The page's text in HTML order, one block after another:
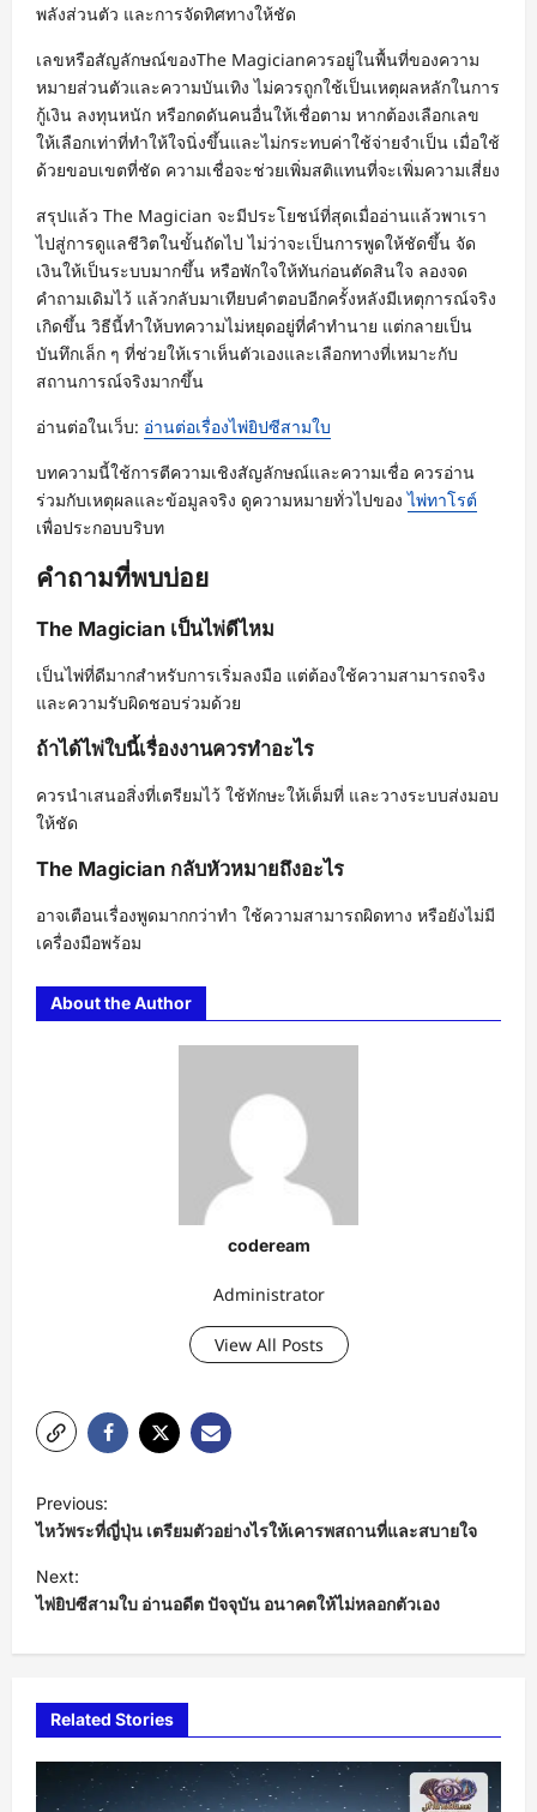
พลังส่วนตัว และการจัดทิศทางให้ชัด
เลขหรือสัญลักษณ์ของThe Magicianควรอยู่ในพื้นที่ของความ
หมายส่วนตัวและความบันเทิง ไม่ควรถูกใช้เป็นเหตุผลหลักในการ
กู้เงิน ลงทุนหนัก หรือกดดันคนอื่นให้เชื่อตาม หากต้องเลือกเลข
ให้เลือกเท่าที่ทำให้ใจนิ่งขึ้นและไม่กระทบค่าใช้จ่ายจำเป็น เมื่อใช้
ด้วยขอบเขตที่ชัด ความเชื่อจะช่วยเพิ่มสติแทนที่จะเพิ่มความเสี่ยง
สรุปแล้ว The Magician จะมีประโยชน์ที่สุดเมื่ออ่านแล้วพาเรา
ไปสู่การดูแลชีวิตในขั้นถัดไป ไม่ว่าจะเป็นการพูดให้ชัดขึ้น จัด
เงินให้เป็นระบบมากขึ้น หรือพักใจให้ทันก่อนตัดสินใจ ลองจด
คำถามเดิมไว้ แล้วกลับมาเทียบคำตอบอีกครั้งหลังมีเหตุการณ์จริง
เกิดขึ้น วิธีนี้ทำให้บทความไม่หยุดอยู่ที่คำทำนาย แต่กลายเป็น
บันทึกเล็ก ๆ ที่ช่วยให้เราเห็นตัวเองและเลือกทางที่เหมาะกับ
สถานการณ์จริงมากขึ้น
อ่านต่อในเว็บ: อ่านต่อเรื่องไพ่ยิปซีสามใบ
บทความนี้ใช้การตีความเชิงสัญลักษณ์และความเชื่อ ควรอ่าน
ร่วมกับเหตุผลและข้อมูลจริง ดูความหมายทั่วไปของไพ่ทาโรต์
เพื่อประกอบบริบท
คำถามที่พบบ่อย
The Magician เป็นไพ่ดีไหม
เป็นไพ่ที่ดีมากสำหรับการเริ่มลงมือ แต่ต้องใช้ความสามารถจริง
และความรับผิดชอบร่วมด้วย
ถ้าได้ไพ่ใบนี้เรื่องงานควรทำอะไร
ควรนำเสนอสิ่งที่เตรียมไว้ ใช้ทักษะให้เต็มที่ และวางระบบส่งมอบ
ให้ชัด
The Magician กลับหัวหมายถึงอะไร
อาจเตือนเรื่องพูดมากกว่าทำ ใช้ความสามารถผิดทาง หรือยังไม่มี
เครื่องมือพร้อม
About the Author
codeream
Administrator
View All Posts
o
s
t
v
Previous:
ไหว้พระที่ญี่ปุ่น เตรียมตัวอย่างไรให้เคารพสถานที่และสบายใจ
Next:
ไพ่ยิปซีสามใบ อ่านอดีต ปัจจุบัน อนาคตให้ไม่หลอกตัวเอง
Related Stories